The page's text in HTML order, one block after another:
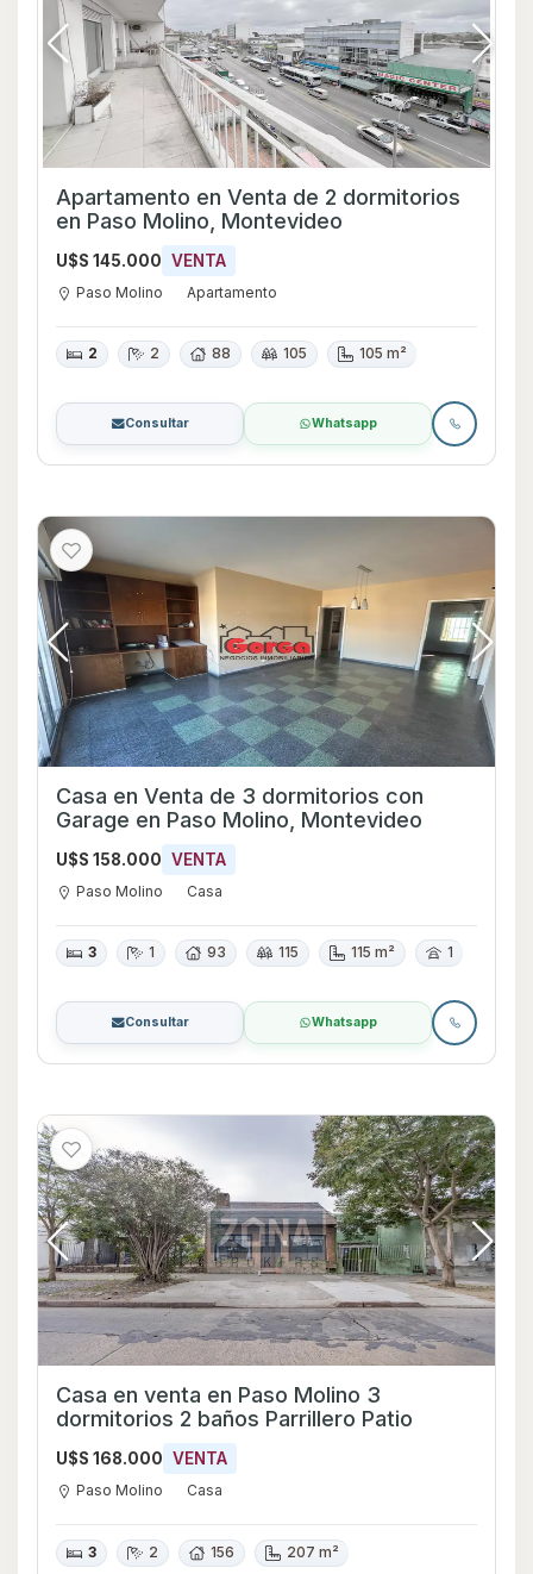
Apartamento en Venta de 2 dormitorios
en Paso Molino, Montevideo
U$S 145.000 VENTA
Paso Molino Apartamento
2 2 88 105 105 m²
Consultar Whatsapp
Casa en Venta de 3 dormitorios con
Garage en Paso Molino, Montevideo
U$S 158.000 VENTA
Paso Molino Casa
3 1 93 115 115 m² 1
Consultar Whatsapp
Casa en venta en Paso Molino 3
dormitorios 2 baños Parrillero Patio
U$S 168.000 VENTA
Paso Molino Casa
3 2 156 207 m²